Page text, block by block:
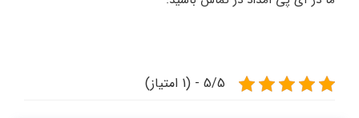
5/5 - (1 امتیاز)